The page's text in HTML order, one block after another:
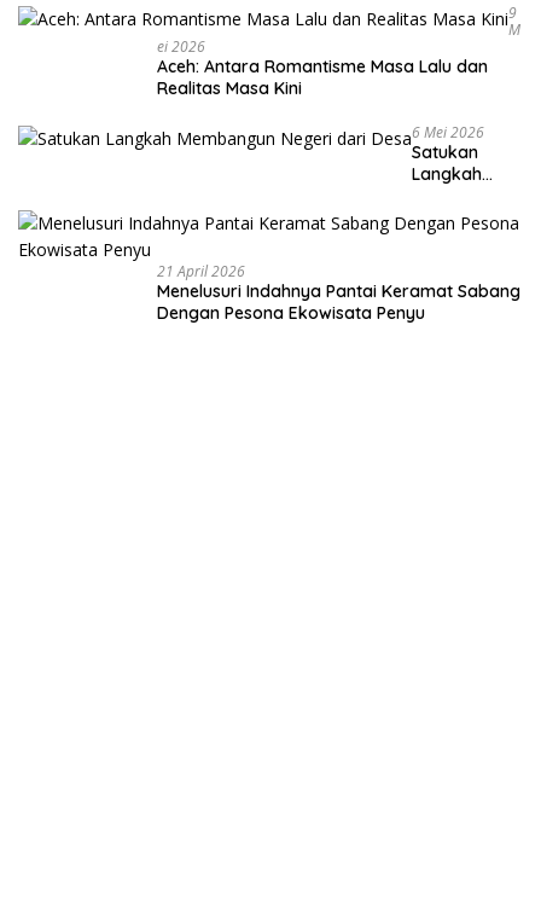
9
M
Ei 2026
Aceh: Antara Romantisme Masa Lalu dan
Realitas Masa Kini
6 Mei 2026
Satukan
Langkah
Negeri dari
Desa
21 April 2026
Menelusuri Indahnya Pantai Keramat Sabang
Dengan Pesona Ekowisata Penyu